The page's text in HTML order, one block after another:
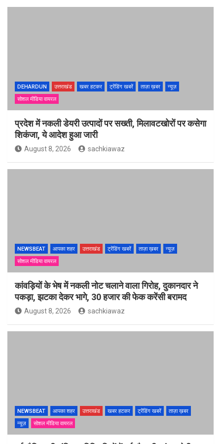
DEHARDUN उत्तराखंड खबर हटकर ट्रेंडिंग खबरें ताज़ा ख़बर
न्यूज़
सोशल मीडिया वायरल
प्रदेश में नकली डेयरी उत्पादों पर सख्ती, मिलावटखोरों पर कसेगा
शिकंजा, ये आदेश हुआ जारी
August 8, 2026 sachkiawaz
NEWSBEAT आपका शहर उत्तराखंड ट्रेंडिंग खबरें ताज़ा ख़बर
न्यूज़
सोशल मीडिया वायरल
कांवड़ियों के भेष में नकली नोट चलाने वाला गिरोह, दुकानदार ने
पकड़ा, झटका देकर भागे, 30 हजार की फेक करेंसी बरामद
August 8, 2026 sachkiawaz
NEWSBEAT आपका शहर उत्तराखंड खबर हटकर ट्रेंडिंग खबरें
ताज़ा ख़बर
न्यूज़
सोशल मीडिया वायरल